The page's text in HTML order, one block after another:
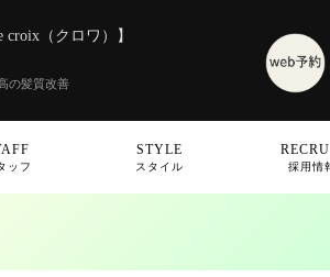
（クロワ）】
の髪質改善
ッフ
STYLE
スタイル 採用情